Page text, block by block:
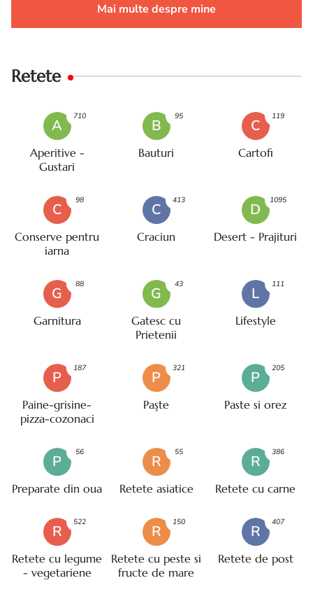
Mai multe despre mine
Retete
A
Aperitive -
Gustari
710
B
Bauturi
95
C
Cartofi
119
C
Conserve pentru
iarna
98
C
Craciun
413
D
Desert - Prajituri
1095
G
Garnitura
88
G
Gatesc cu
Prietenii
43
L
Lifestyle
111
P
Paine-grisine-
pizza-cozonaci
187
P
Paşte
321
P
Paste si orez
205
P
Preparate din oua
56
R
Retete asiatice
55
R
Retete cu carne
386
R
Retete cu legume
- vegetariene
522
R
Retete cu peste si
fructe de mare
150
R
Retete de post
407